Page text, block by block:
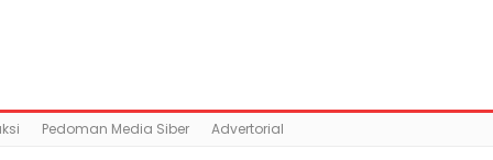
Pedoman Media Siber Advertorial